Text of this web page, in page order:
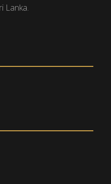
Lanka.